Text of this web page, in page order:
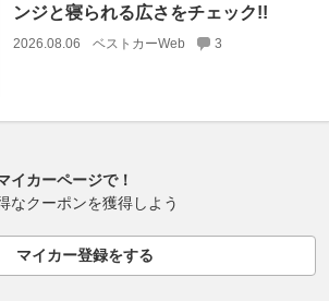
ンジと寝られる広さをチェック!!
2026.08.06 ベストカーWeb 3
イカーページで！
なクーポンを獲得しよう
マイカー登録をする